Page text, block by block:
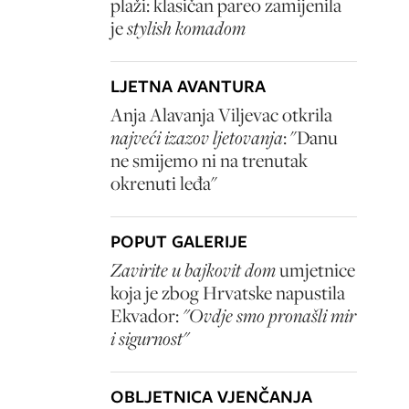
plaži: klasičan pareo zamijenila
jestylish komadom
LJETNA AVANTURA
Anja Alavanja Viljevac otkrila
najveći izazov ljetovanja: "Danu
ne smijemo ni na trenutak
okrenuti leđa"
POPUT GALERIJE
Zavirite u bajkovit domumjetnice
koja je zbog Hrvatske napustila
Ekvador:"Ovdje smo pronašli mir
i sigurnost"
OBLJETNICA VJENČANJA